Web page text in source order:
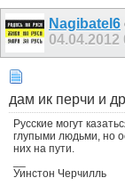
Nagibatel6
04.04.2012
дам ик перчи и
Русские могут
глупыми людьми, но
них на пути.
Уинстон Черчилль